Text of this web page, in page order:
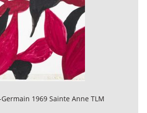
1969 Sainte Anne TLM